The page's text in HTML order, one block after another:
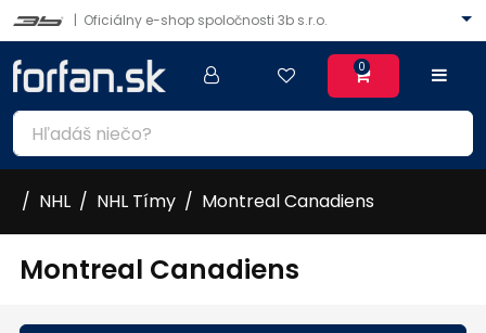
| Oficiálny e-shop spoločnosti 3b s.r.o.
0
NHL NHL Tímy Montreal Canadiens
Montreal Canadiens